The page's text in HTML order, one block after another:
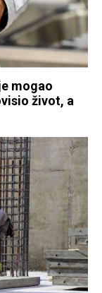
mogao
život, a